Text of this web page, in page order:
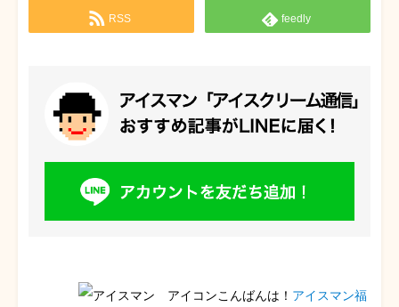
RSS feedly
こんばんは！ アイスマン福